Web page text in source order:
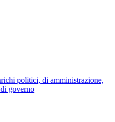
politici, di amministrazione,
governo